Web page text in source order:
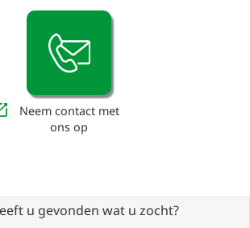
Neem contact met
ons op
u gevonden wat u zocht?